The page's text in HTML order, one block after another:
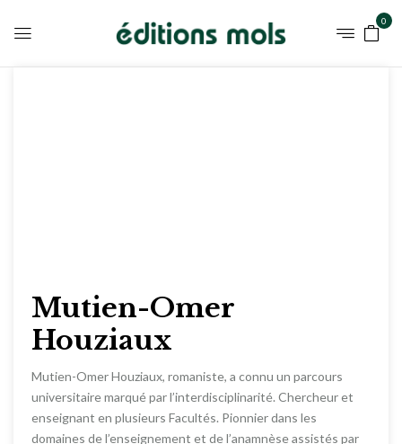
0
Mutien-Omer
Houziaux
Mutien-Omer Houziaux, romaniste, a connu un parcours
universitaire marqué par l’interdisciplinarité. Chercheur et
enseignant en plusieurs Facultés. Pionnier dans les
domaines de l’enseignement et de l’anamnèse assistés par